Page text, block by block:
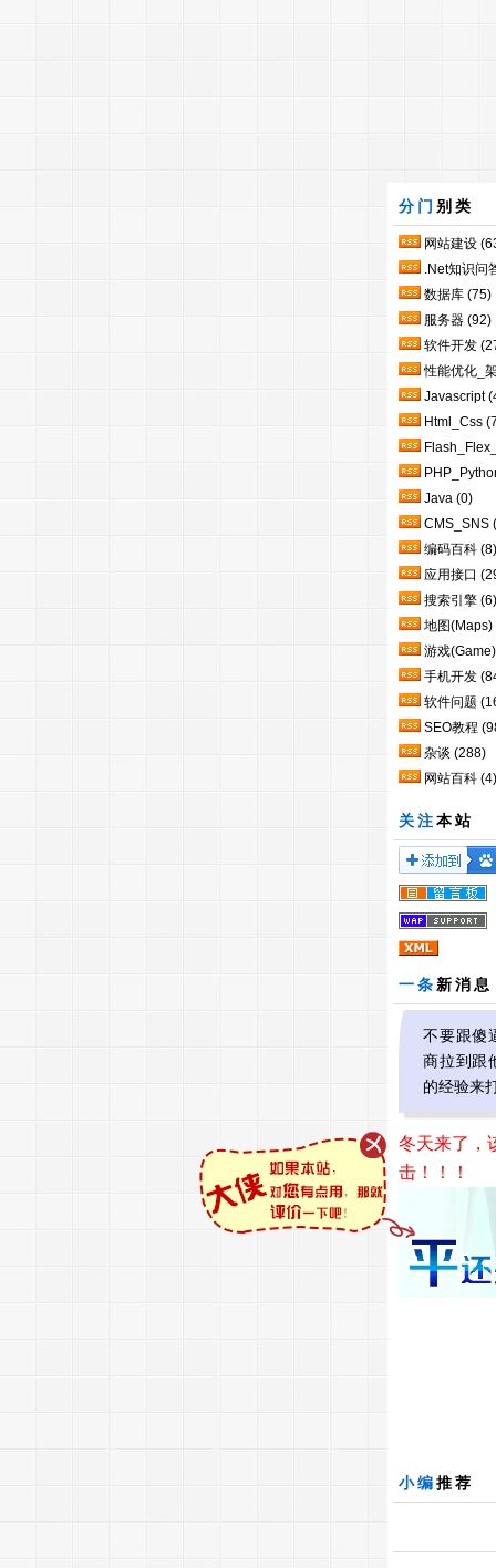
分门 别类
网站建设
.Net知识问
数据库 (75)
服务器 (92)
软件开发
性能优化_
Javascript
Html_Css
Java (0)
CMS_SNS
编码百科 (8)
应用接口
搜索引擎 (6)
地图(Maps)
游戏(Game)
手机开发
软件问题
SEO教程
杂谈 (288)
网站百科 (4)
关注本站
一条 新消息
不要跟傻
商拉到跟
的经验来
冬天来了，
击！！！
小编推荐